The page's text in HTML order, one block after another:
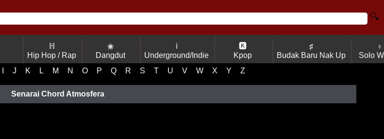
🔍
ℍ
Hip Hop / Rap
❀
Dangdut
ℹ
Underground/Indie
🅺
Kpop
♯
Budak Baru Nak Up
♀
Solo
J K L M N O P Q R S T U V W X Y Z
Senarai Chord Atmosfera